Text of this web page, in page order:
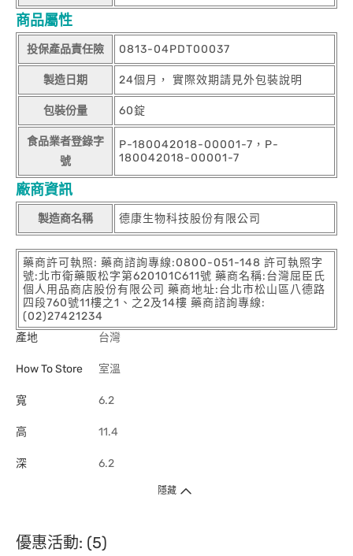
商品屬性
投保產品責任險 0813-04PDT00037
製造日期 24個月， 實際效期請見外包裝說明
包裝份量 60錠
食品業者登錄字
號
P-180042018-00001-7，P-
180042018-00001-7
廠商資訊
製造商名稱 德康生物科技股份有限公司
藥商許可執照: 藥商諮詢專線:0800-051-148 許可執照字
號:北市衛藥販松字第620101C611號 藥商名稱:台灣屈臣氏
個人用品商店股份有限公司 藥商地址:台北市松山區八德路
四段760號11樓之1、之2及14樓 藥商諮詢專線:
(02)27421234
產地
台灣
How To Store 室溫
寬 6.2
高 11.4
深 6.2
隱藏
優惠活動: (5)